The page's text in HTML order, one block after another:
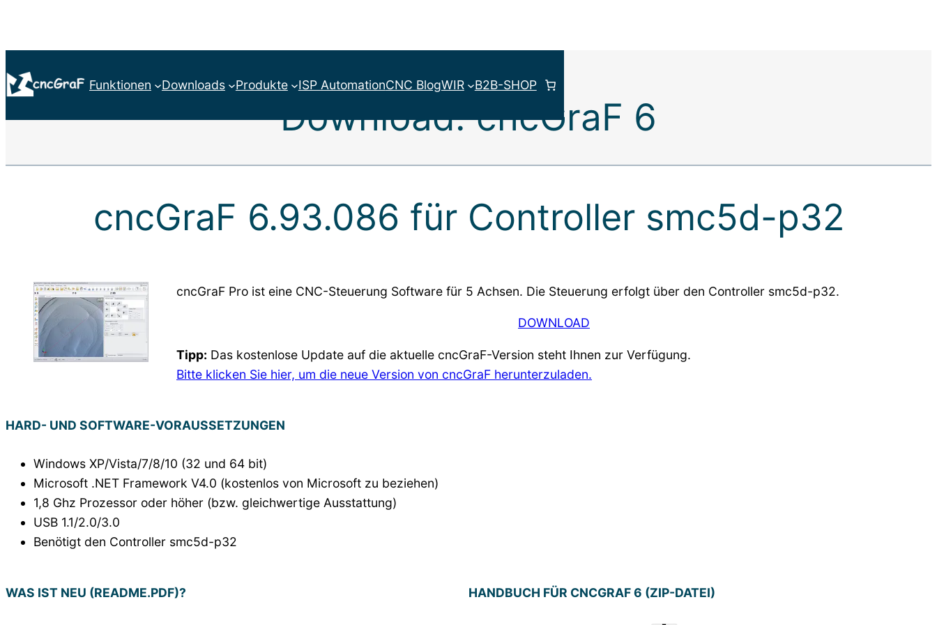
zum
Inhalt
wechseln
Funktionen Downloads Produkte ISP AutomationCNC BlogWIR B2B-SHOP
Download: cncGraF 6
cncGraF 6.93.086 für Controller smc5d-p32
cncGraF Pro ist eine CNC-Steuerung Software für 5 Achsen. Die Steuerung erfolgt über den Controller smc5d-p32.
DOWNLOAD
Tipp: Das kostenlose Update auf die aktuelle cncGraF-Version steht Ihnen zur Verfügung.
Bitte klicken Sie hier, um die neue Version von cncGraF herunterzuladen.
HARD- UND SOFTWARE-VORAUSSETZUNGEN
Windows XP/Vista/7/8/10 (32 und 64 bit)
Microsoft .NET Framework V4.0 (kostenlos von Microsoft zu beziehen)
1,8 Ghz Prozessor oder höher (bzw. gleichwertige Ausstattung)
USB 1.1/2.0/3.0
Benötigt den Controller smc5d-p32
WAS IST NEU (README.PDF)? HANDBUCH FÜR CNCGRAF 6 (ZIP-DATEI)